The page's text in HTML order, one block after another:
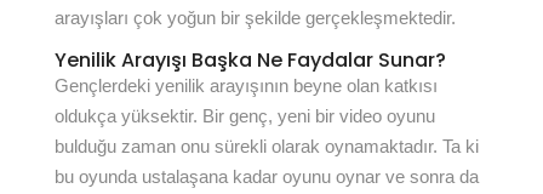
arayışları çok yoğun bir şekilde gerçekleşmektedir.
Yenilik Arayışı Başka Ne Faydalar Sunar?
Gençlerdeki yenilik arayışının beyne olan katkısı
oldukça yüksektir. Bir genç, yeni bir video oyunu
bulduğu zaman onu sürekli olarak oynamaktadır. Ta ki
bu oyunda ustalaşana kadar oyunu oynar ve sonra da